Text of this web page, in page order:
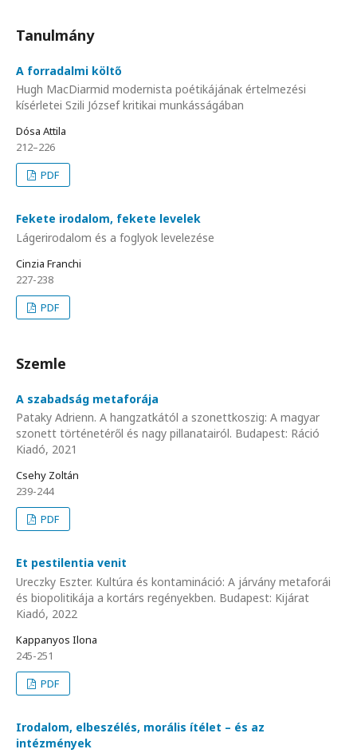
Tanulmány
A forradalmi költő
Hugh MacDiarmid modernista poétikájának értelmezési
kísérletei Szili József kritikai munkásságában
Dósa Attila
212–226
PDF
Fekete irodalom, fekete levelek
Lágerirodalom és a foglyok levelezése
Cinzia Franchi
227-238
PDF
Szemle
A szabadság metaforája
Pataky Adrienn. A hangzatkától a szonettkoszig: A magyar
szonett történetéről és nagy pillanatairól. Budapest: Ráció
Kiadó, 2021
Csehy Zoltán
239-244
PDF
Et pestilentia venit
Ureczky Eszter. Kultúra és kontamináció: A járvány metaforái
és biopolitikája a kortárs regényekben. Budapest: Kijárat
Kiadó, 2022
Kappanyos Ilona
245-251
PDF
Irodalom, elbeszélés, morális ítélet – és az
intézmények